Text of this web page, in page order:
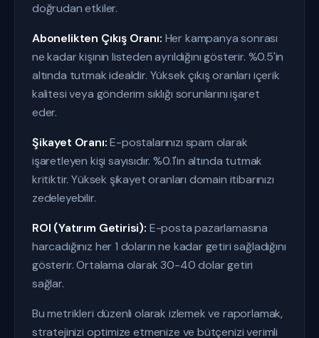
doğrudan etkiler.
Abonelikten Çıkış Oranı: Her kampanya sonrası
ne kadar kişinin listeden ayrıldığını gösterir. %0.5'in
altında tutmak idealdir. Yüksek çıkış oranları içerik
kalitesi veya gönderim sıklığı sorunlarını işaret
eder.
Şikayet Oranı:E-postalarınızı spam olarak
işaretleyen kişi sayısıdır. %0.1'in altında tutmak
kritiktir. Yüksek şikayet oranları domain itibarınızı
zedeleyebilir.
ROI (Yatırım Getirisi): E-posta pazarlamasına
harcadığınız her 1 doların ne kadar getiri sağladığını
gösterir. Ortalama olarak 30-40 dolar getiri
sağlar.
Bu metrikleri düzenli olarak izlemek ve raporlamak,
stratejinizi optimize etmenize ve bütçenizi verimli